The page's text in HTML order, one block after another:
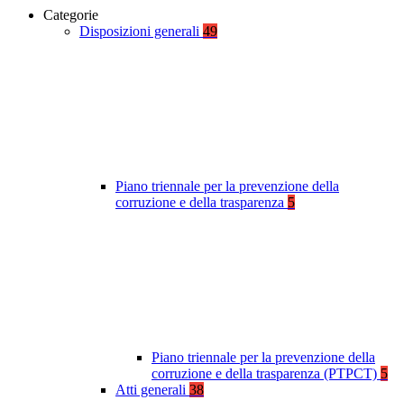
Categorie
Disposizioni generali 49
Piano triennale per la prevenzione della
corruzione e della trasparenza 5
Piano triennale per la prevenzione della
corruzione e della trasparenza (PTPCT) 5
Atti generali 38